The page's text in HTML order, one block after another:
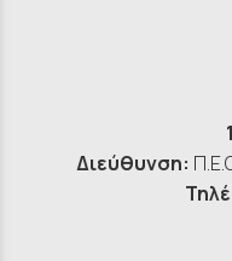
Διεύθυνση: